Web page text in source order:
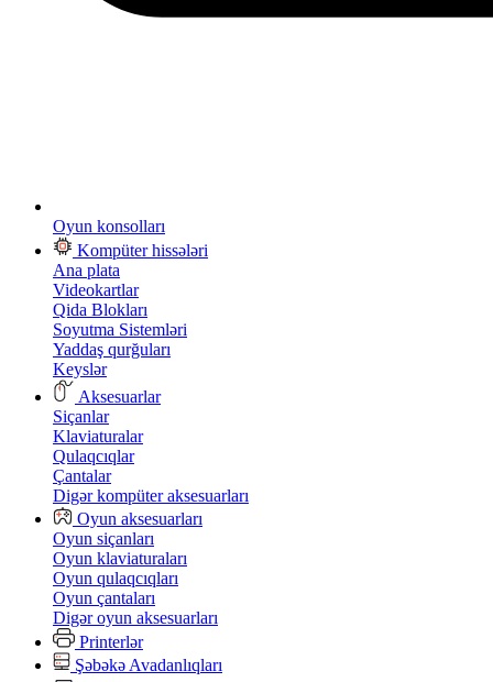
Oyun konsolları
Kompüter hissələri
Ana plata
Videokartlar
Qida Blokları
Soyutma Sistemləri
Yaddaş qurğuları
Keyslər
Aksesuarlar
Siçanlar
Klaviaturalar
Qulaqcıqlar
Çantalar
Digər kompüter aksesuarları
Oyun aksesuarları
Oyun siçanları
Oyun klaviaturaları
Oyun qulaqcıqları
Oyun çantaları
Digər oyun aksesuarları
Printerlər
Şəbəkə Avadanlıqları